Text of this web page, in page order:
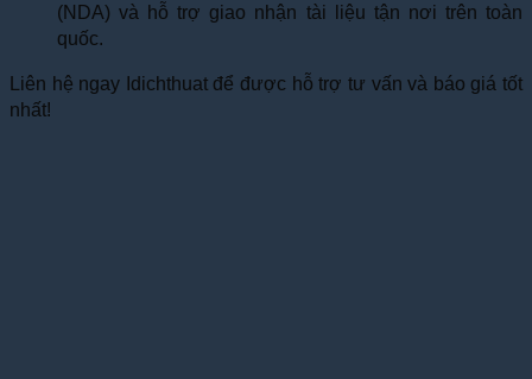
(NDA) và hỗ trợ giao nhận tài liệu tận nơi trên toàn
quốc.
Liên hệ ngay Idichthuat để được hỗ trợ tư vấn và báo giá tốt
nhất!